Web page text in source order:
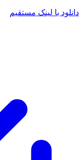
با لینک مستقیم